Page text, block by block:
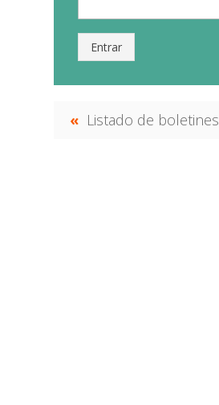
Entrar
Listado de boletines